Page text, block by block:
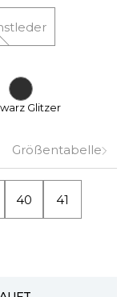
Glitzer
Größentabelle
40 41